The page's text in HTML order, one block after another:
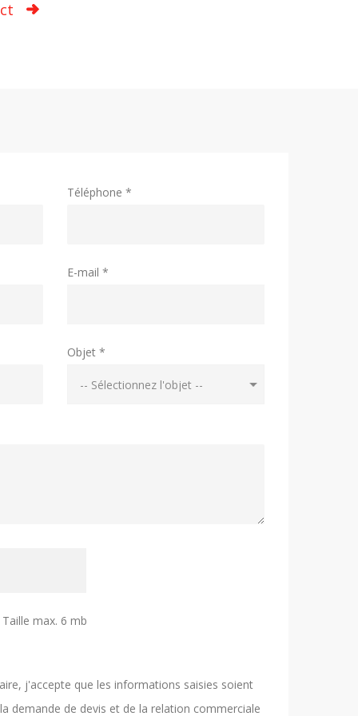
Téléphone *
E-mail *
Objet *
max. 6 mb
j'accepte que les informations saisies soient
demande de devis et de la relation commerciale